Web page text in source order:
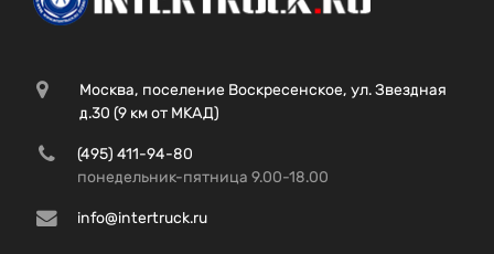
Москва, поселение Воскресенское, ул. Звездная
д.30 (9 км от МКАД)
(495) 411-94-80
понедельник-пятница 9.00-18.00
info@intertruck.ru